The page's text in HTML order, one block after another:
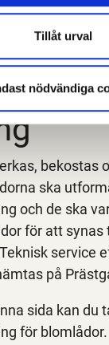
Tillåt urval
nödvändiga
bekostas
ska
och de ska
för att synas
service
på
sida kan du
för blomlådor.